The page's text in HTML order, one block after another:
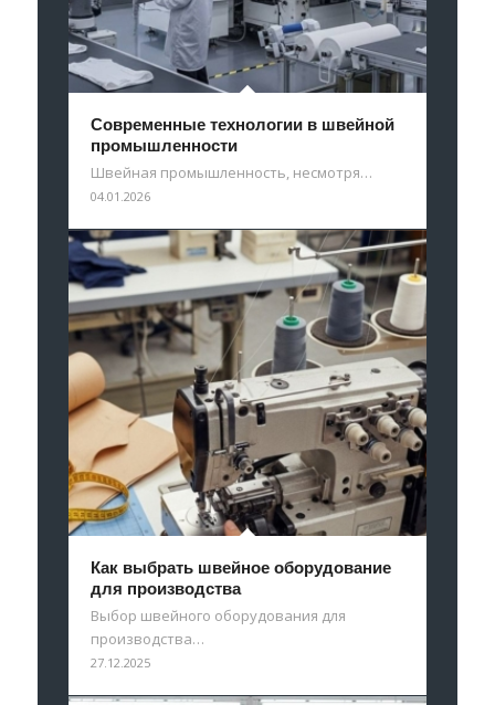
Современные технологии в швейной
промышленности
Швейная промышленность, несмотря…
04.01.2026
Как выбрать швейное оборудование
для производства
Выбор швейного оборудования для
производства…
27.12.2025